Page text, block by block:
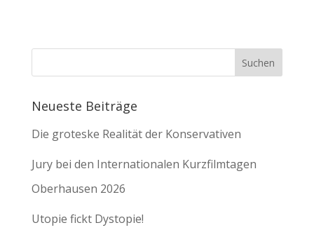
Neueste Beiträge
Die groteske Realität der Konservativen
Jury bei den Internationalen Kurzfilmtagen
Oberhausen 2026
Utopie fickt Dystopie!